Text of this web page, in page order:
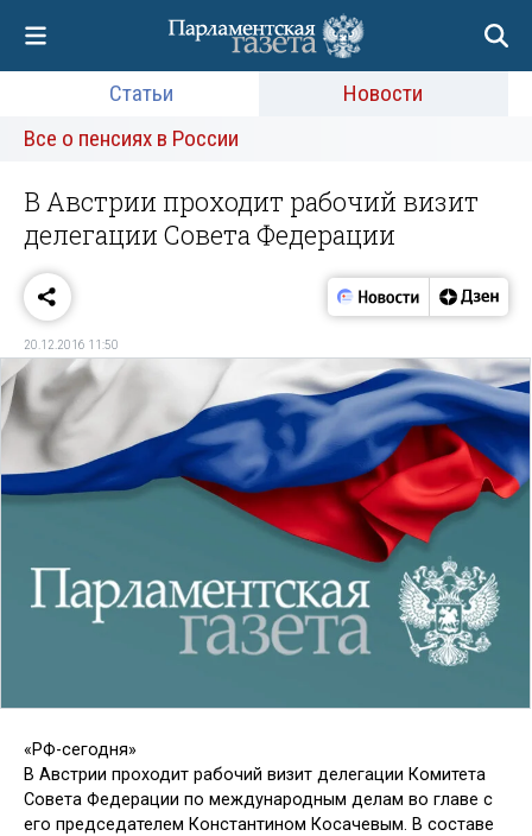
Статьи
Новости
Все о пенсиях в России
В Австрии проходит рабочий визит
делегации Совета Федерации
20.12.2016 11:50
«РФ-сегодня»
В Австрии проходит рабочий визит делегации Комитета
Совета Федерации по международным делам во главе с
его председателем Константином Косачевым. В составе